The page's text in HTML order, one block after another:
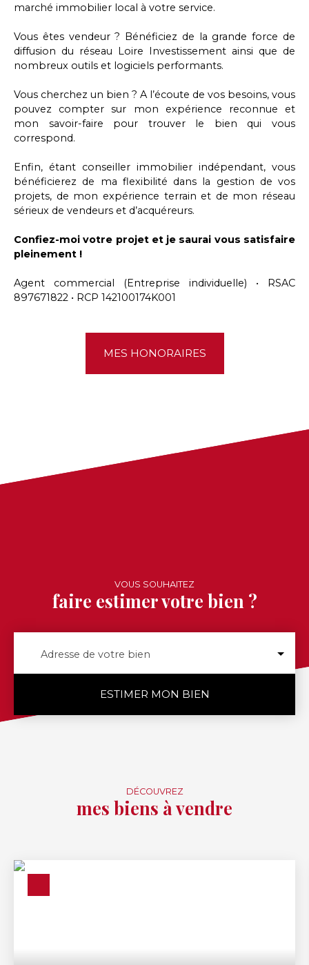
marché immobilier local à votre service.
Vous êtes vendeur ? Bénéficiez de la grande force de
diffusion du réseau Loire Investissement ainsi que de
nombreux outils et logiciels performants.
Vous cherchez un bien ? A l’écoute de vos besoins, vous
pouvez compter sur mon expérience reconnue et
mon savoir-faire pour trouver le bien qui vous
correspond.
Enfin, étant conseiller immobilier indépendant, vous
bénéficierez de ma flexibilité dans la gestion de vos
projets, de mon expérience terrain et de mon réseau
sérieux de vendeurs et d’acquéreurs.
Confiez-moi votre projet et je saurai vous satisfaire
pleinement !
Agent commercial (Entreprise individuelle) • RSAC
897671822 • RCP 142100174K001
MES HONORAIRES
VOUS SOUHAITEZ
faire estimer votre bien ?
Adresse de votre bien
ESTIMER MON BIEN
DÉCOUVREZ
mes biens à vendre